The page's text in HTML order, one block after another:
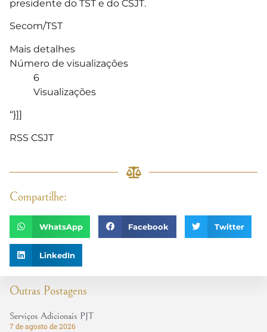
Outras Postagens
Serviços Adicionais PJT
7 de agosto de 2026
presidente do TST e do CSJT.
Secom/TST
Mais detalhes
Número de visualizações
6
Visualizações
“}]]
RSS CSJT
Compartilhe:
WhatsApp Facebook Twitter
LinkedIn